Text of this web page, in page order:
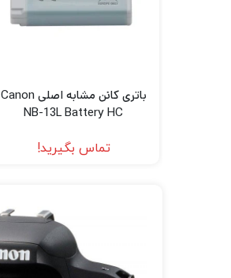
باتری کانن مشابه اصلی Canon
NB-13L Battery HC
تماس بگیرید!